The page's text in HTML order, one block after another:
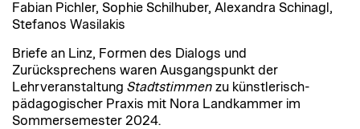
Fabian Pichler, Sophie Schilhuber, Alexandra Schinagl,
Stefanos Wasilakis
Briefe an Linz, Formen des Dialogs und
Zurücksprechens waren Ausgangspunkt der
Lehrveranstaltung Stadtstimmen zu künstlerisch-
pädagogischer Praxis mit Nora Landkammer im
Sommersemester 2024.